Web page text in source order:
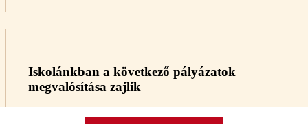
Iskolánkban a következő pályázatok
megvalósítása zajlik